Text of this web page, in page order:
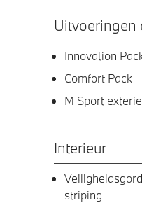
Uitvoeringen
Innovation
Comfort Pack
M Sport
Interieur
striping